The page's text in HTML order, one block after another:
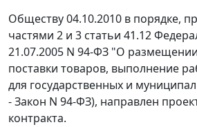
Обществу 04.10.2010 в порядке,
частями 2 и 3 статьи 41.12
21.07.2005 N 94-ФЗ "О
поставки товаров, выполнение
для государственных и
- Закон N 94-ФЗ), направлен
контракта.